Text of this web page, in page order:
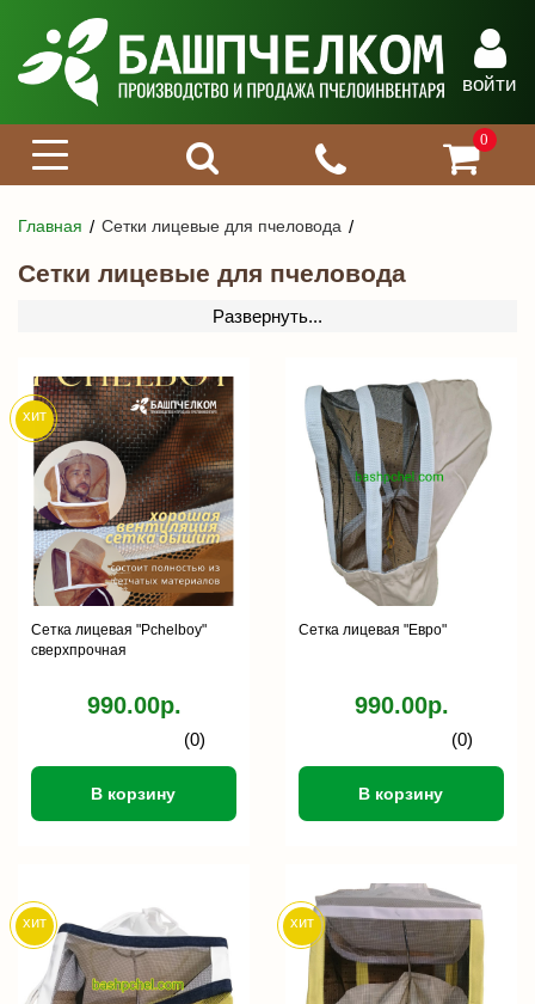
войти
0
Главная Сетки лицевые для пчеловода
Сетки лицевые для пчеловода
Развернуть...
хит
Сетка лицевая "Pchelboy"
сверхпрочная
990.00р.
(0)
В корзину
Сетка лицевая "Евро"
990.00р.
(0)
В корзину
хит хит